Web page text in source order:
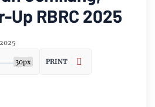
Up RBRC 2025
30px PRINT